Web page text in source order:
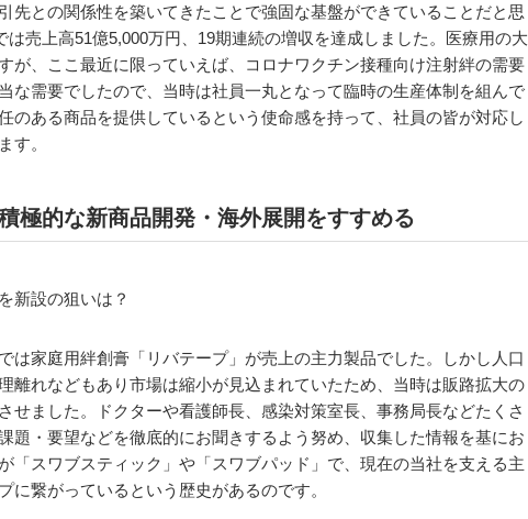
先との関係性を築いてきたことで強固な基盤ができていることだと思
は売上高51億5,000万円、19期連続の増収を達成しました。医療用の大
が、ここ最近に限っていえば、コロナワクチン接種向け注射絆の需要
な需要でしたので、当時は社員一丸となって臨時の生産体制を組んで
のある商品を提供しているという使命感を持って、社員の皆が対応し
す。
極的な新商品開発・海外展開をすすめる
新設の狙いは？
は家庭用絆創膏「リバテープ」が売上の主力製品でした。しかし人口
離れなどもあり市場は縮小が見込まれていたため、当時は販路拡大の
せました。ドクターや看護師長、感染対策室長、事務局長などたくさ
題・要望などを徹底的にお聞きするよう努め、収集した情報を基にお
「スワブスティック」や「スワブパッド」で、現在の当社を支える主
に繋がっているという歴史があるのです。